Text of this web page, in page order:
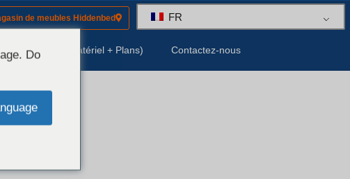
de meubles Hiddenbed FR
Kits (Matériel + Plans) Contactez-nous
Do